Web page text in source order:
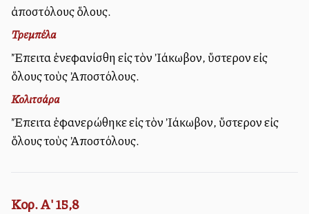
ἀποστόλους ὅλους.
Τρεμπέλα
Ἔπειτα ἐνεφανίσθη εἰς τὸν Ἰάκωβον, ὕστερον εἰς
ὅλους τοὺς Ἀποστόλους.
Κολιτσάρα
Ἔπειτα ἐφανερώθηκε εἰς τὸν Ἰάκωβον, ὕστερον εἰς
ὅλους τοὺς Ἀποστόλους.
Κορ. Α' 15,8